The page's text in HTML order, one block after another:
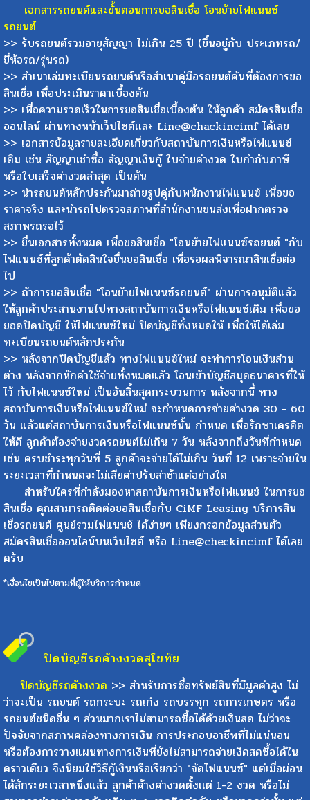
เอกสารรถยนต์และขั้นตอนการขอสินเชื่อ โอนย้ายไฟแนนซ์
รถยนต์
>> รับรถยนต์รวมอายุสัญญา ไม่เกิน 25 ปี (ขึ้นอยู่กับ ประเภทรถ/
ยี่ห้อรถ/รุ่นรถ)
>> สำเนาเล่มทะเบียนรถยนต์หรือสำเนาคู่มือรถยนต์คันที่ต้องการขอ
สินเชื่อ เพื่อประเมินราคาเบื้องต้น
>> เพื่อความรวดเร็วในการขอสินเชื่อเบื้องต้น ให้ลูกค้า สมัครสินเชื่อ
ออนไลน์ ผ่านทางหน้าเว็ปไซต์เเละ Line@chackincimf ได้เลย
>> เอกสารข้อมูลรายละเอียดเกี่ยวกับสถาบันการเงินหรือไฟแนนซ์
เดิม เช่น สัญญาเช่าซื้อ สัญญาเงินกู้ ใบจ่ายค่างวด ใบกำกับภาษี
หรือใบเสร็จค่างวดล่าสุด เป็นต้น
>> นำรถยนต์หลักประกันมาถ่ายรูปคู่กับพนักงานไฟแนนซ์ เพื่อขอ
ราคาจริง และนำรถไปตรวจสภาพที่สำนักงานขนส่งเพื่อฝากตรวจ
สภาพรถรอไว้
>> ยื่นเอกสารทั้งหมด เพื่อขอสินเชื่อ "โอนย้ายไฟเเนนซ์รถยนต์ "กับ
ไฟแนนซ์ที่ลูกค้าตัดสินใจยื่นขอสินเชื่อ เพื่อรอผลพิจารณาสินเชื่อต่อ
ไป
>> ถ้าการขอสินเชื่อ "โอนย้ายไฟเเนนซ์รถยนต์" ผ่านการอนุมัติแล้ว
ให้ลูกค้าประสานงานไปทางสถาบันการเงินหรือไฟแนนซ์เดิม เพื่อขอ
ยอดปิดบัญชี ให้ไฟแนนซ์ใหม่ ปิดบัญชีทั้งหมดให้ เพื่อให้ได้เล่ม
ทะเบียนรถยนต์หลักประกัน
>> หลังจากปิดบัญชีแล้ว ทางไฟแนนซ์ใหม่ จะทำการโอนเงินส่วน
ต่าง หลังจากหักค่าใช้จ่ายทั้งหมดแล้ว โอนเข้าบัญชีสมุดธนาคารที่ให้
ไว้ กับไฟแนนซ์ใหม่ เป็นอันสิ้นสุดกระบวนการ หลังจากนี้ ทาง
สถาบันการเงินหรือไฟแนนซ์ใหม่ จะกำหนดการจ่ายค่างวด 30 - 60
วัน แล้วแต่สถาบันการเงินหรือไฟแนนซ์นั้น กำหนด เพื่อรักษาเครดิต
ให้ดี ลูกค้าต้องจ่ายงวดรถยนต์ไม่เกิน 7 วัน หลังจากถึงวันที่กำหนด
เช่น ครบชำระทุกวันที่ 5 ลูกค้าจะจ่ายได้ไม่เกิน วันที่ 12 เพราะจ่ายใน
ระยะเวลาที่กำหนดจะไม่เสียค่าปรับล่าช้าแต่อย่างใด
สำหรับใครที่กำลังมองหาสถาบันการเงินหรือไฟแนนช์ ในการขอ
สินเชื่อ คุณสามารถติดต่อขอสินเชื่อกับ CiMF Leasing บริการสิน
เชื่อรถยนต์ ศูนย์รวมไฟแนนช์ ได้ง่ายๆ เพียงกรอกข้อมูลส่วนตัว
สมัครสินเชื่อออนไลน์บนเว็บไซต์ หรือ Line@checkincimf ได้เลย
ครับ
*เงื่อนไขเป็นไปตามที่ผู้ให้บริการกำหนด
ปิดบัญชีรถค้างงวดสุโขทัย
ปิดบัญชีรถค้างงวด >> สำหรับการซื้อทรัพย์สินที่มีมูลค่าสูง ไม่
ว่าจะเป็น รถยนต์ รถกระบะ รถเก๋ง รถบรรทุก รถการเกษตร หรือ
รถยนต์ชนิดอื่น ๆ ส่วนมากเราไม่สามารถซื้อได้ด้วยเงินสด ไม่ว่าจะ
ปัจจัยจากสภาพคล่องทางการเงิน การประกอบอาชีพที่ไม่แน่นอน
หรือต้องการวางแผนทางการเงินที่ยังไม่สามารถจ่ายเงิดสดซื้อได้ใน
คราวเดียว จึงนิยมใช้วิธีกู้เงินหรือเรียกว่า "จัดไฟแนนซ์" แต่เมื่อผ่อน
ได้สักระยะเวลาหนึ่งแล้ว ลูกค้าค้างค่างวดตั้งเเต่ 1-2 งวด หรือไม่